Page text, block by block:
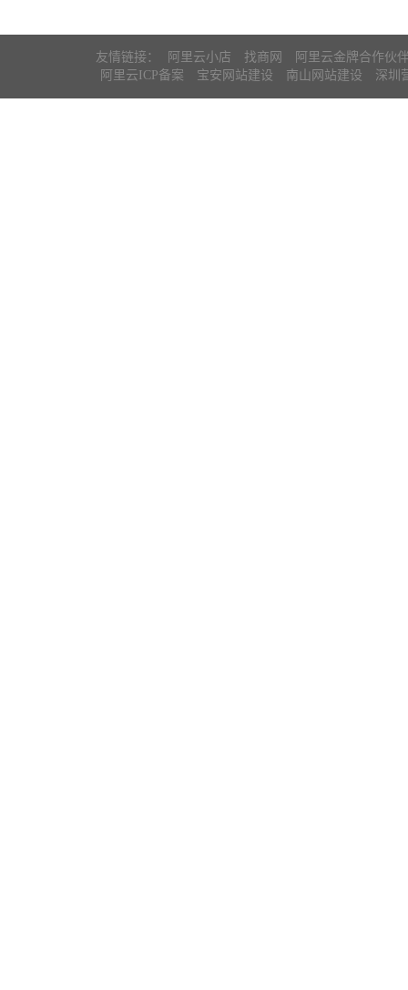
友情链接： 阿里云小店 找商网
阿里云金牌合作伙
阿里云ICP备案
宝安网站建设 南山网站建设 深圳